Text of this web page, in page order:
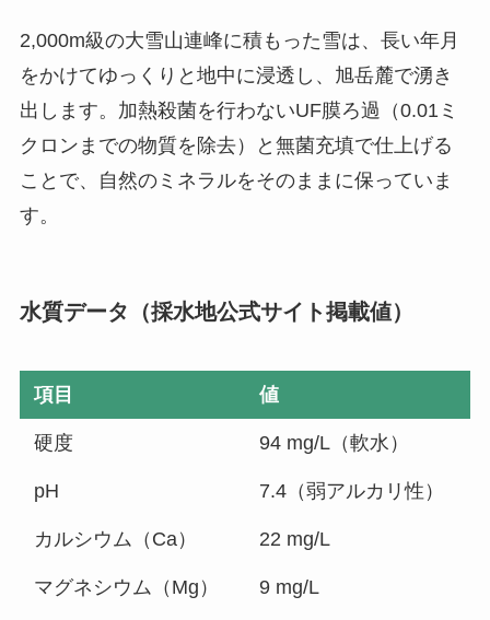
2,000m級の大雪山連峰に積もった雪は、長い年月
をかけてゆっくりと地中に浸透し、旭岳麓で湧き
出します。加熱殺菌を行わないUF膜ろ過（0.01ミ
クロンまでの物質を除去）と無菌充填で仕上げる
ことで、自然のミネラルをそのままに保っていま
す。
水質データ（採水地公式サイト掲載値）
項目 値
硬度 94 mg/L（軟水）
pH 7.4（弱アルカリ性）
カルシウム（Ca） 22 mg/L
マグネシウム（Mg） 9 mg/L